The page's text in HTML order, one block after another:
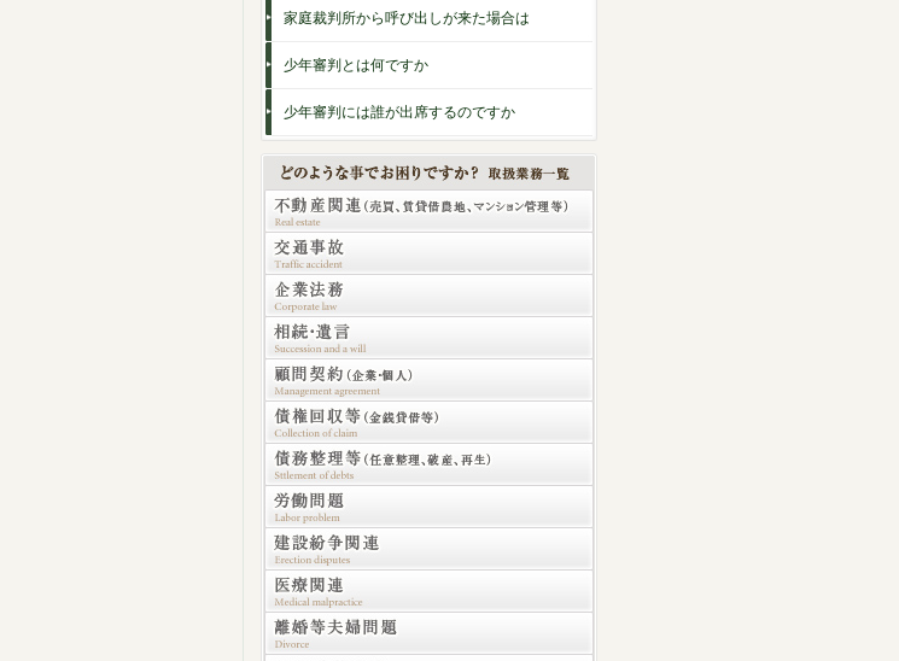
家庭裁判所から呼び出しが来た場合は
少年審判とは何ですか
少年審判には誰が出席するのですか